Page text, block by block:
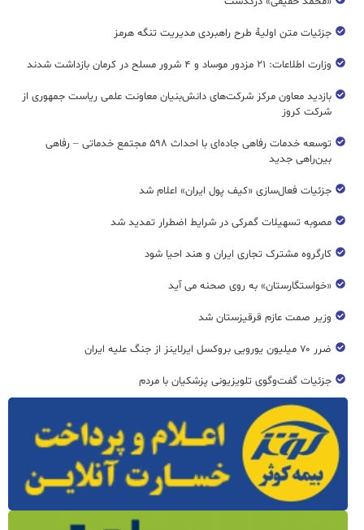
جزئیات متن اولیۀ طرح راهبردی مدیریت تنگه هرمز
وزارت اطلاعات: ۲۱ مزدور موساد و ۴ شرور مسلح در کرمان بازداشت شدند
بازدید معاون مرکز شرکت‌های دانش‌بنیان معاونت علمی ریاست جمهوری از
شرکت کروز
توسعه خدمات رفاهی جاده‌ای با احداث ۵۹۸ مجتمع خدماتی – رفاهی
بین‌راهی جدید
جزئیات فعال‌سازی «کیف پول ایران» اعلام شد
مصوبه تسهیلات گمرکی در شرایط اضطرار تمدید شد
کارگروه مشترک تجاری ایران و هند احیا شود
«خواستگارستان» به روی صحنه می آید
وزیر صمت عازم قرقیزستان شد
ضرر ۷۰ میلیون یورویی بروکسل ایرلاینز از جنگ علیه ایران
جزئیات گفت‌وگوی تلویزیونی پزشکیان با مردم